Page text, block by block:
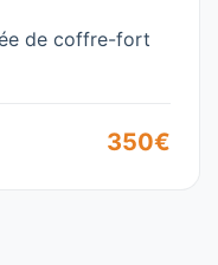
de coffre-fort
350€